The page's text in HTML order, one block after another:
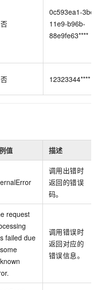
否
0c593ea1-
11e9-b96b-
88e9fe63****
否 12323344****
值 描述
调用出错时
返回的错误
码。
request
failed due
调用错误时
返回对应的
错误信息。